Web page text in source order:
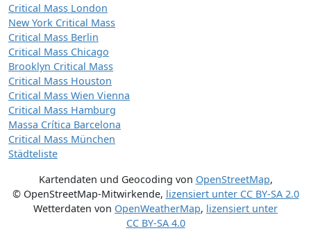
Critical Mass London
New York Critical Mass
Critical Mass Berlin
Critical Mass Chicago
Brooklyn Critical Mass
Critical Mass Houston
Critical Mass Wien Vienna
Critical Mass Hamburg
Massa Crítica Barcelona
Critical Mass München
Städteliste
Kartendaten und Geocoding von OpenStreetMap,
© OpenStreetMap-Mitwirkende, lizensiert unter CC BY-SA 2.0
Wetterdaten von OpenWeatherMap, lizensiert unter
CC BY-SA 4.0